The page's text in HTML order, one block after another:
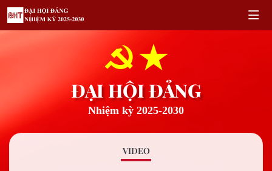
ĐẠI HỘI ĐẢNG
Nhiệm kỳ 2025-2030
VIDEO